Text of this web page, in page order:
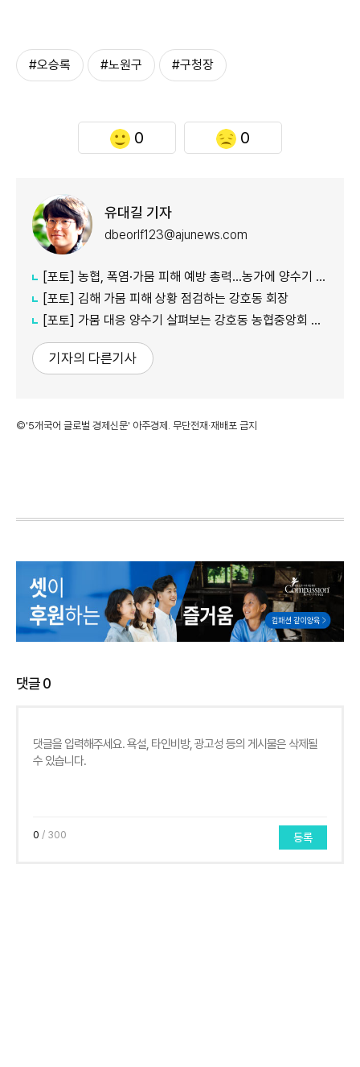
#오승록 #노원구 #구청장
0 0
유대길 기자
dbeorlf123@ajunews.com
[포토] 농협, 폭염·가뭄 피해 예방 총력…농가에 양수기 지원
[포토] 김해 가뭄 피해 상황 점검하는 강호동 회장
[포토] 가뭄 대응 양수기 살펴보는 강호동 농협중앙회 회장
기자의 다른기사
©'5개국어 글로벌 경제신문' 아주경제. 무단전재·재배포 금지
댓글0
0 / 300 등록